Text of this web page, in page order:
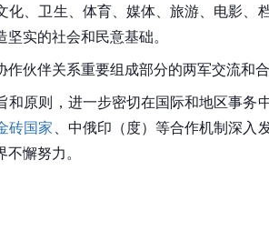
化、卫生、体育、媒体、旅游、电影
实的社会和民意基础。
作伙伴关系重要组成部分的两军交流和
和原则，进一步密切在国际和地区事务
砖国家 、中俄印（度）等合作机制深
懈努力。